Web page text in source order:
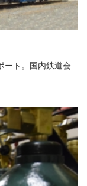
ート。国内鉄道会